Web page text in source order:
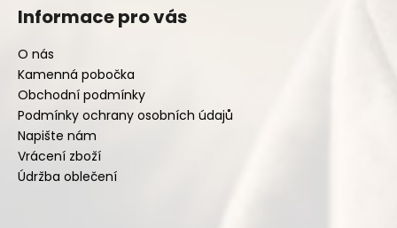
Informace pro vás
O nás
Kamenná pobočka
Obchodní podmínky
Podmínky ochrany osobních údajů
Napište nám
Vrácení zboží
Údržba oblečení